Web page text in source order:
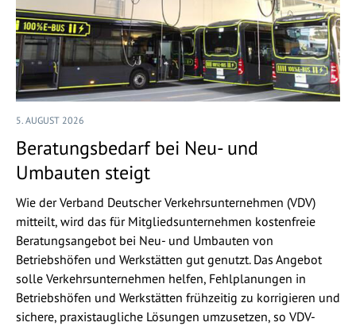
5. AUGUST 2026
Beratungsbedarf bei Neu- und
Umbauten steigt
Wie der Verband Deutscher Verkehrsunternehmen (VDV)
mitteilt, wird das für Mitgliedsunternehmen kostenfreie
Beratungsangebot bei Neu- und Umbauten von
Betriebshöfen und Werkstätten gut genutzt. Das Angebot
solle Verkehrsunternehmen helfen, Fehlplanungen in
Betriebshöfen und Werkstätten frühzeitig zu korrigieren und
sichere, praxistaugliche Lösungen umzusetzen, so VDV-